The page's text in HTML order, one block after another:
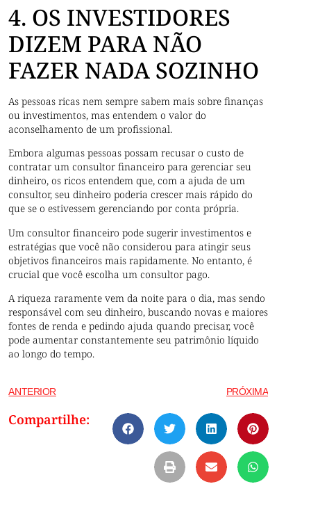
4. OS INVESTIDORES
DIZEM PARA NÃO
FAZER NADA SOZINHO
As pessoas ricas nem sempre sabem mais sobre finanças
ou investimentos, mas entendem o valor do
aconselhamento de um profissional.
Embora algumas pessoas possam recusar o custo de
contratar um consultor financeiro para gerenciar seu
dinheiro, os ricos entendem que, com a ajuda de um
consultor, seu dinheiro poderia crescer mais rápido do
que se o estivessem gerenciando por conta própria.
Um consultor financeiro pode sugerir investimentos e
estratégias que você não considerou para atingir seus
objetivos financeiros mais rapidamente. No entanto, é
crucial que você escolha um consultor pago.
A riqueza raramente vem da noite para o dia, mas sendo
responsável com seu dinheiro, buscando novas e maiores
fontes de renda e pedindo ajuda quando precisar, você
pode aumentar constantemente seu patrimônio líquido
ao longo do tempo.
ANTERIOR PRÓXIMA
Compartilhe: